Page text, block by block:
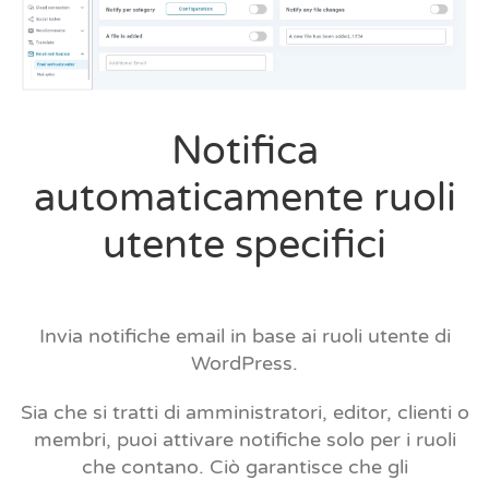
Notifica
automaticamente ruoli
utente specifici
Invia notifiche email in base ai ruoli utente di
WordPress.
Sia che si tratti di amministratori, editor, clienti o
membri, puoi attivare notifiche solo per i ruoli
che contano. Ciò garantisce che gli